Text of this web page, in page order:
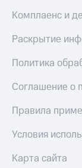
Комплаенс и
Раскрытие
Политика
Соглашение о
Правила
Условия
Карта сайта